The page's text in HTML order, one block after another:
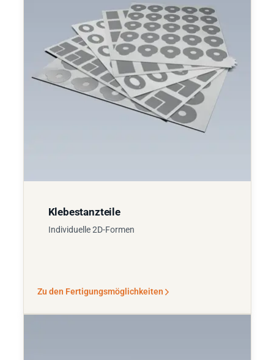
Klebestanzteile
Individuelle 2D-Formen
Zu den Fertigungsmöglichkeiten